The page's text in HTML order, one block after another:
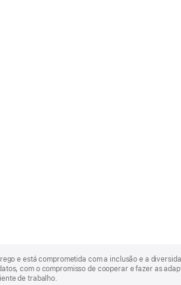
e está comprometida com a inclusão e a
com o compromisso de cooperar e fazer as
de trabalho.